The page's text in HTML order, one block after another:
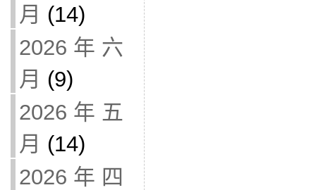
月 (14)
2026 年 六
月 (9)
2026 年 五
月 (14)
2026 年 四